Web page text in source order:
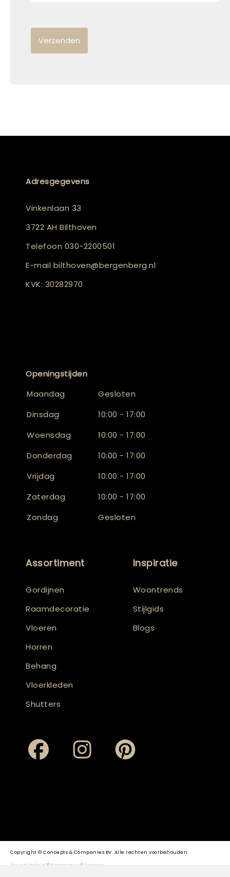
Adresgegevens
Vinkenlaan 33
3722 AH Bilthoven
Telefoon 030-2200501
E-mail bilthoven@bergenberg.nl
KVK: 30282970
Openingstijden
Maandag
Gesloten
Dinsdag
10:00 - 17:00
Woensdag
10:00 - 17:00
Donderdag
10:00 - 17:00
Vrijdag
10:00 - 17:00
Zaterdag
10:00 - 17:00
Zondag
Gesloten
Assortiment
Gordijnen
Raamdecoratie
Vloeren
Horren
Behang
Vloerkleden
Shutters
Inspiratie
Woontrends
Stijlgids
Blogs
Copyright © Concepts & Companies BV. Alle rechten voorbehouden.
Privacybeleid | Disclaimer | Cookies